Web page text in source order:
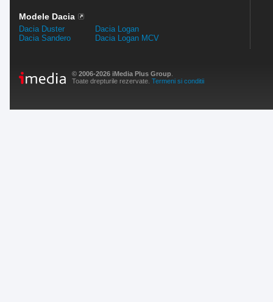
Modele Dacia
Dacia Duster
Dacia Sandero
Dacia Logan
Dacia Logan MCV
© 2006-2026 iMedia Plus Group
Toate drepturile rezervate. Termeni si conditii